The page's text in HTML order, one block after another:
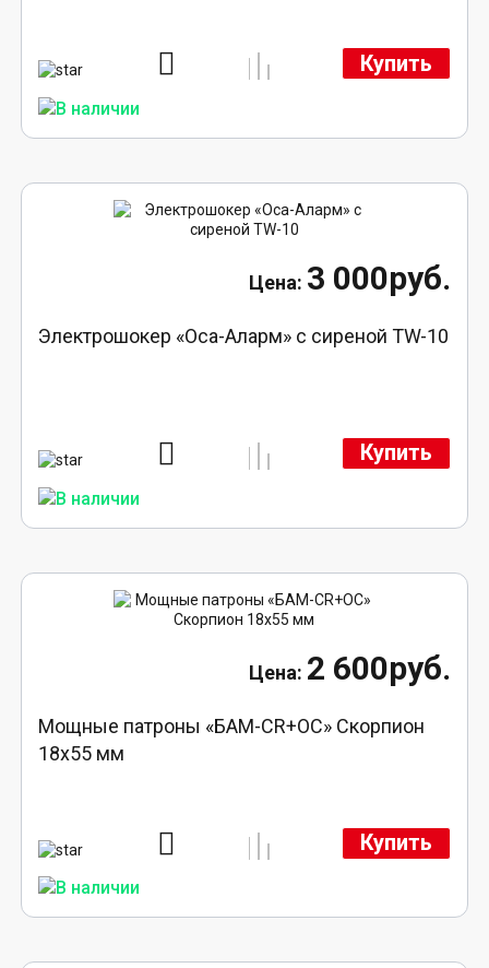
Купить
3 000руб.
Электрошокер «Оса-Аларм» с сиреной TW-10
Купить
2 600руб.
Мощные патроны «БАМ-CR+ОС» Скорпион
18х55 мм
Купить